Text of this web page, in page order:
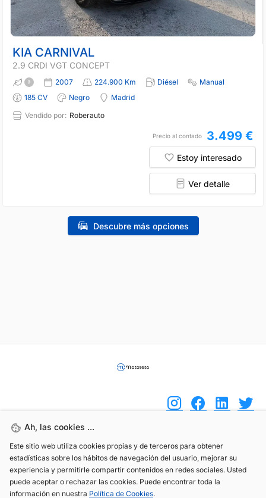
KIA CARNIVAL
2.9 CRDI VGT CONCEPT
2007 224.900 Km Diésel
Manual
185 CV
Negro
Madrid
Vendido por: Roberauto
Precio al contado 3.499 €
Estoy interesado
Ver detalle
Descubre más opciones
Ah, las cookies ...
Este sitio web utiliza cookies propias y de terceros para obtener
estadísticas sobre los hábitos de navegación del usuario, mejorar su
experiencia y permitirle compartir contenidos en redes sociales. Usted
puede aceptar o rechazar las cookies. Puede encontrar toda la
información en nuestra Política de Cookies.
(+34) 744 408 070
info@motoreto.com